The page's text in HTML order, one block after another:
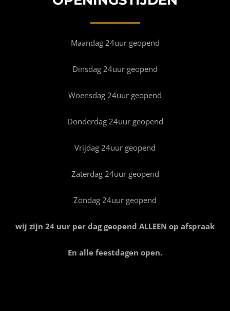
OPENINGSTIJDEN
Maandag 24uur geopend
Dinsdag 24uur geopend
Woensdag 24uur geopend
Donderdag 24uur geopend
Vrijdag 24uur geopend
Zaterdag 24uur geopend
Zondag 24uur geopend
wij zijn 24 uur per dag geopend ALLEEN op afspraak
En alle feestdagen open.